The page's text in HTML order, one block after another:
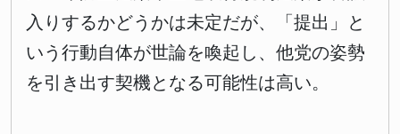
入りするかどうかは未定だが、「提出」と
いう行動自体が世論を喚起し、他党の姿勢
を引き出す契機となる可能性は高い。